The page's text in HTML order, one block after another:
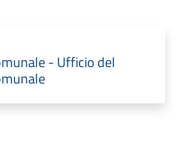
- Ufficio del